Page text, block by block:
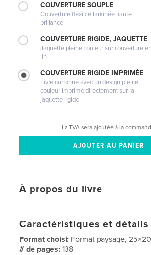
COUVERTURE SOUPLE
Couverture flexible laminée haute
brillance
COUVERTURE RIGIDE, JAQUETTE
Jaquette pleine couleur sur couverture en
lin
COUVERTURE RIGIDE IMPRIMÉE
Livre cartonné avec un design pleine
couleur imprimé directement sur la
jaquette rigide
La TVA sera ajoutée à la
À propos du livre
Caractéristiques et détails
Format choisi: Format paysage,
# de pages:138